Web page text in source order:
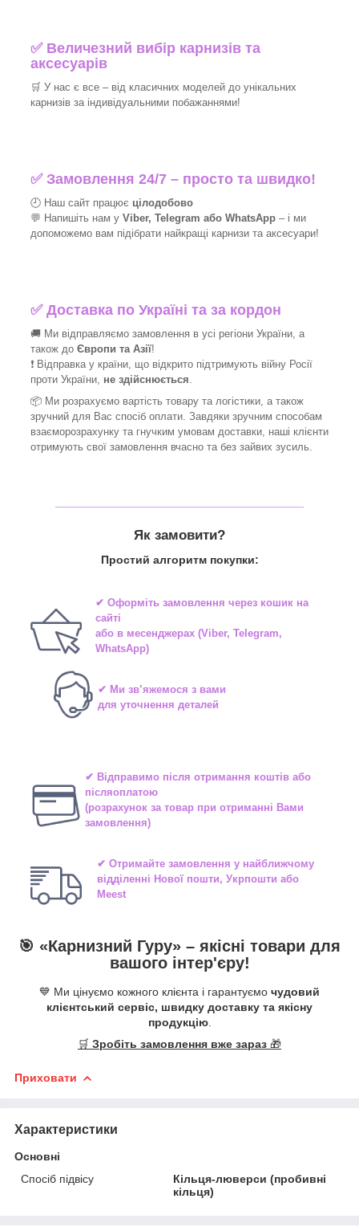
✅ Величезний вибір карнизів та
аксесуарів
🛒 У нас є все – від класичних моделей до унікальних
карнизів за індивідуальними побажаннями!​
✅Замовлення 24/7 – просто та швидко!
🕘 Наш сайт працює цілодобово
💬 Напишіть нам у Viber, Telegram або WhatsApp – і ми
допоможемо вам підібрати найкращі карнизи та аксесуари!
✅Доставка по Україні та за кордон
🚚 Ми відправляємо замовлення в усі регіони України, а
також до Європи та Азії!
❗ Відправка у країни, що відкрито підтримують війну Росії
проти України, не здійснюється.
📦 Ми розрахуємо вартість товару та логістики, а також
зручний для Вас спосіб оплати. Завдяки зручним способам
взаєморозрахунку та гнучким умовам доставки, наші клієнти
отримують свої замовлення вчасно та без зайвих зусиль.
Як замовити?
Простий алгоритм покупки:
✔ Оформіть замовлення через кошик на
сайті
або в месенджерах(Viber, Telegram,
WhatsApp)
✔ Ми зв’яжемося з вами
для уточнення деталей
✔ Відправимо після отримання коштів або
післяоплатою
(розрахунок за товар при отриманні Вами
замовлення)
✔ Отримайте замовлення у найближчому
відділенні Нової пошти, Укрпошти або
Meest
🎯 «Карнизний Гуру» – якісні товари для
вашого інтер'єру!
💙 Ми цінуємо кожного клієнта і гарантуємо чудовий
клієнтський сервіс, швидку доставку та якісну
продукцію.
🛒 Зробіть замовлення вже зараз 🎁
Приховати
Характеристики
Основні
Спосіб підвісу
Кільця-люверси (пробивні
кільця)